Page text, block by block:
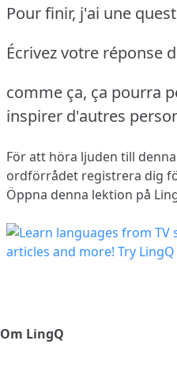
Pour finir, j'ai une
Écrivez votre réponse
comme ça, ça pourra
inspirer d'autres
För att höra ljuden till
ordförrådet registrera dig
Öppna denna lektion på
Om LingQ